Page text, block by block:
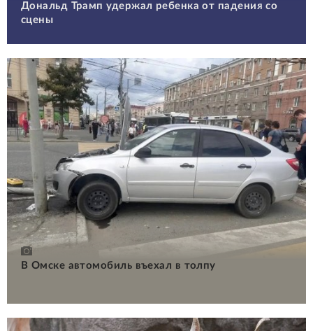
Дональд Трамп удержал ребенка от падения со
сцены
В Омске автомобиль въехал в толпу